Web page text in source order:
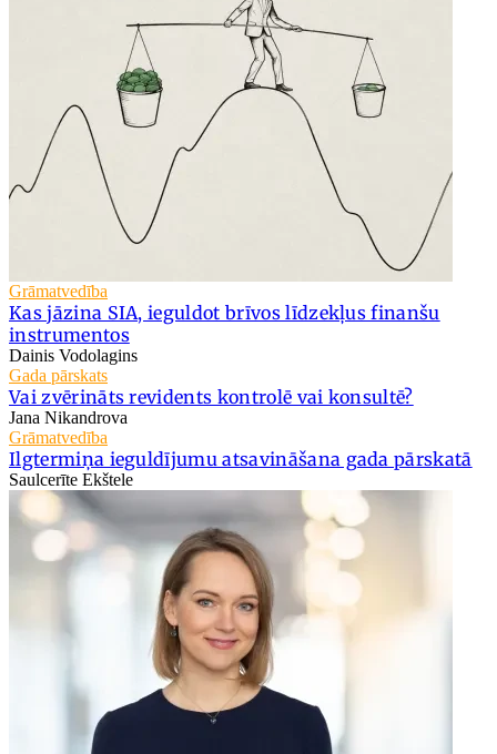
Grāmatvedība
Kas jāzina SIA, ieguldot brīvos līdzekļus finanšu
instrumentos
Dainis Vodolagins
Gada pārskats
Vai zvērināts revidents kontrolē vai konsultē?
Jana Nikandrova
Grāmatvedība
Ilgtermiņa ieguldījumu atsavināšana gada pārskatā
Saulcerīte Ekštele